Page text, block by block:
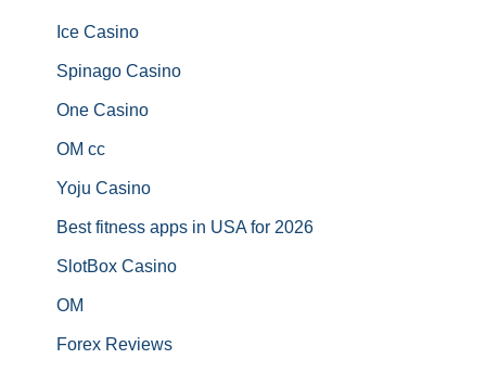
Ice Casino
Spinago Casino
One Casino
OM cc
Yoju Casino
Best fitness apps in USA for 2026
SlotBox Casino
OM
Forex Reviews